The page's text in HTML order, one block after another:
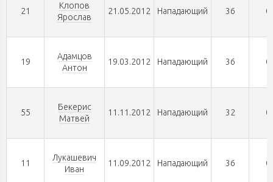
21
Клопов
Ярослав
21.05.2012 Нападающий 36 0
19
Адамцов
Антон
19.03.2012 Нападающий 36 0
55
Бекерис
Матвей
11.11.2012 Нападающий 32 0
11
Лукашевич
Иван
11.09.2012 Нападающий 36 0